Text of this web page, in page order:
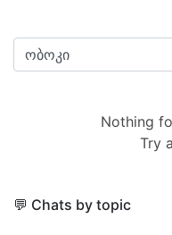
Nothing
Try
💬 Chats by topic